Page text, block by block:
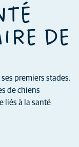
DE
premiers stades.
de chiens
liés à la santé